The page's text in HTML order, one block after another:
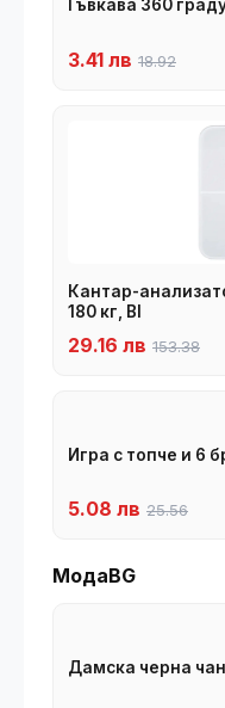
Гъвкава 360
3.41 лв 18.92
Кантар-
180 кг, BI
29.16 лв 153.38
Игра с топче и 6
5.08 лв 25.56
МодаBG
Дамска черна